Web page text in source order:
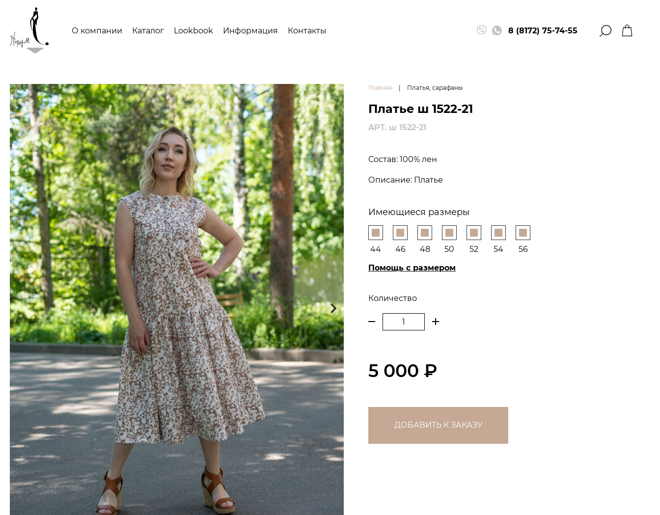
О компании Каталог Lookbook Информация Контакты 8 (8172) 75-74-55
Главная Платья, сарафаны
Платье ш 1522-21
APT. ш 1522-21
Состав: 100% лен
Описание: Платье
Имеющиеся размеры
44 46 48 50 52 54
56
Помощь с размером
Количество
5 000 ₽
ДОБАВИТЬ К ЗАКАЗУ